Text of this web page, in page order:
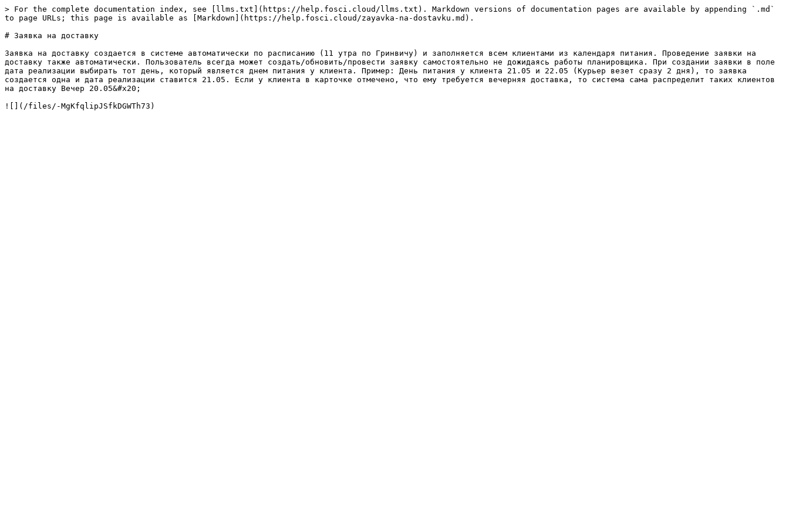
> For the complete documentation index, see [llms.txt](https://help.fosci.cloud/llms.txt). Markdown versions of documentation pages are available by appending `.md`
to page URLs; this page is available as [Markdown](https://help.fosci.cloud/zayavka-na-dostavku.md).
# Заявка на доставку
Заявка на доставку создается в системе автоматически по расписанию (11 утра по Гринвичу) и заполняется всем клиентами из календаря питания. Проведение заявки на
доставку также автоматически. Пользователь всегда может создать/обновить/провести заявку самостоятельно не дожидаясь работы планировщика. При создании заявки в поле
дата реализации выбирать тот день, который является днем питания у клиента. Пример: День питания у клиента 21.05 и 22.05 (Курьер везет сразу 2 дня), то заявка
создается одна и дата реализации ставится 21.05. Если у клиента в карточке отмечено, что ему требуется вечерняя доставка, то система сама распределит таких клиентов
на доставку Вечер 20.05&#x20;